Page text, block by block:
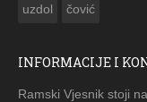
uzdol čović
INFORMACIJE I
Ramski Vjesnik stoji